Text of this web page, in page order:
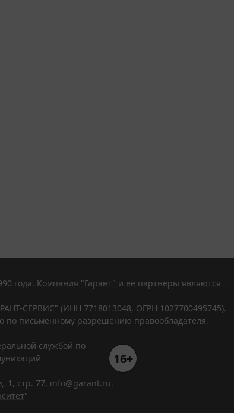
года. Компания "Гарант" и ее партнеры являются
СЕРВИС" (ИНН 7718013048, ОГРН 1027700495745).
по письменному разрешению правообладателя.
службой по
16+
1, стр. 77, info@garant.ru.
"